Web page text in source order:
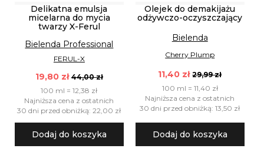
Delikatna emulsja
micelarna do mycia
twarzy X-Ferul
Bielenda Professional
FERUL-X
19,80 zł 44,00 zł
100 ml = 12,38 zł
Najniższa cena z ostatnich
30 dni przed obniżką: 22,00 zł
Dodaj do koszyka
Olejek do demakijażu
odżywczo-oczyszczający
Bielenda
Cherry Plump
11,40 zł 29,99 zł
100 ml = 11,40 zł
Najniższa cena z ostatnich
30 dni przed obniżką: 13,50 zł
Dodaj do koszyka